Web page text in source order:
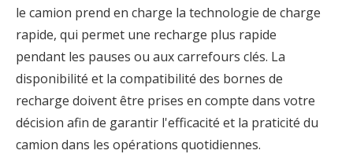
le camion prend en charge la technologie de charge
rapide, qui permet une recharge plus rapide
pendant les pauses ou aux carrefours clés. La
disponibilité et la compatibilité des bornes de
recharge doivent être prises en compte dans votre
décision afin de garantir l'efficacité et la praticité du
camion dans les opérations quotidiennes.